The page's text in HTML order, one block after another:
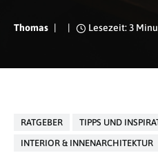
Thomas Lesezeit: 3
RATGEBER
TIPPS UND
INTERIOR & INNENARCHITEKTUR